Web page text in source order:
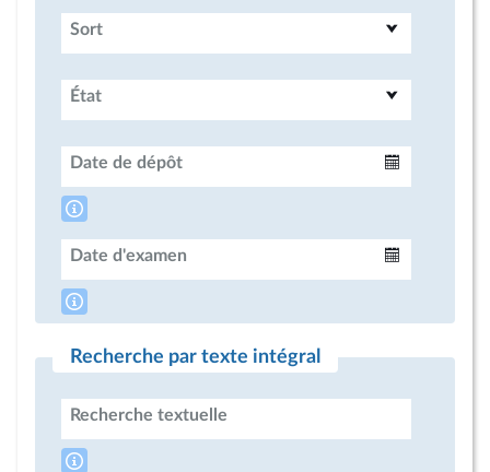
Sort
État
Date de dépôt
Date d'examen
Recherche par texte intégral
Recherche textuelle